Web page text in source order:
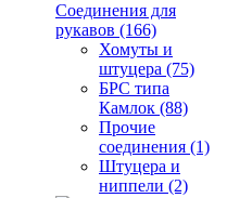
Соединения для
рукавов (166)
Хомуты и
штуцера (75)
БРС типа
Камлок (88)
Прочие
соединения (1)
Штуцера и
ниппели (2)